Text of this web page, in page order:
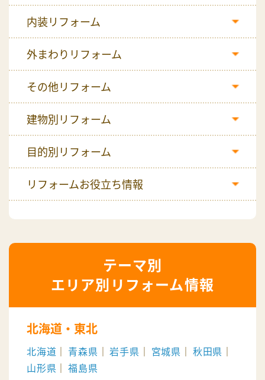
内装リフォーム
外まわりリフォーム
その他リフォーム
建物別リフォーム
目的別リフォーム
リフォームお役立ち情報
エリア別リフォーム情報
北海道・東北
北海道 青森県 岩手県 宮城県
秋田県
山形県
福島県